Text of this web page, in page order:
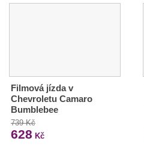
Filmová jízda v
Chevroletu Camaro
Bumblebee
739 Kč
628 Kč